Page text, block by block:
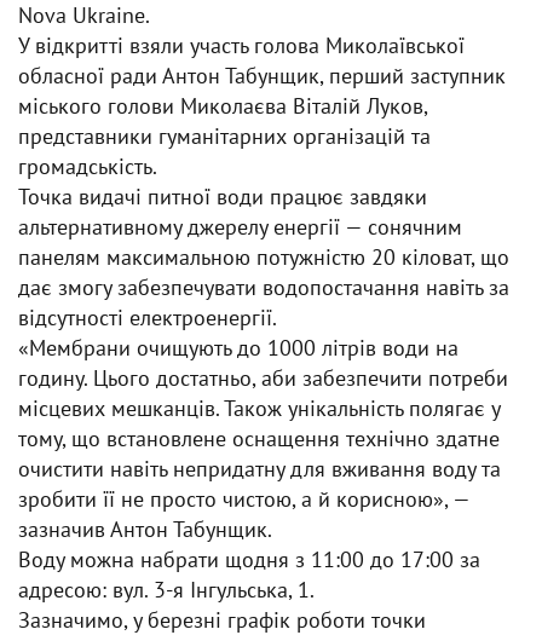
Nova Ukraine.
У відкритті взяли участь голова Миколаївської
обласної ради Антон Табунщик, перший заступник
міського голови Миколаєва Віталій Луков,
представники гуманітарних організацій та
громадськість.
Точка видачі питної води працює завдяки
альтернативному джерелу енергії — сонячним
панелям максимальною потужністю 20 кіловат, що
дає змогу забезпечувати водопостачання навіть за
відсутності електроенергії.
«Мембрани очищують до 1000 літрів води на
годину. Цього достатньо, аби забезпечити потреби
місцевих мешканців. Також унікальність полягає у
тому, що встановлене оснащення технічно здатне
очистити навіть непридатну для вживання воду та
зробити її не просто чистою, а й корисною», —
зазначив Антон Табунщик.
Воду можна набрати щодня з 11:00 до 17:00 за
адресою: вул. 3-я Інгульська, 1.
Зазначимо, у березні графік роботи точки